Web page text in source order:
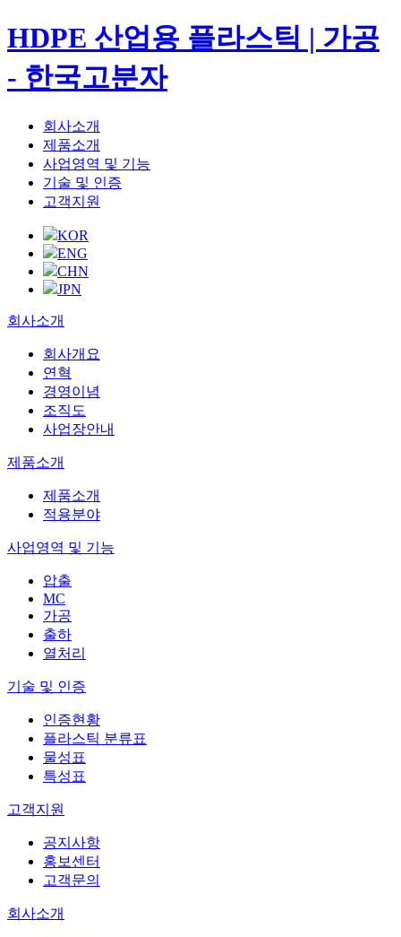
HDPE 산업용 플라스틱 | 가공
- 한국고분자
회사소개
제품소개
사업영역 및 기능
기술 및 인증
고객지원
KOR
ENG
CHN
JPN
회사소개
회사개요
연혁
경영이념
조직도
사업장안내
제품소개
제품소개
적용분야
사업영역 및 기능
압출
MC
가공
출하
열처리
기술 및 인증
인증현황
플라스틱 분류표
물성표
특성표
고객지원
공지사항
홍보센터
고객문의
회사소개